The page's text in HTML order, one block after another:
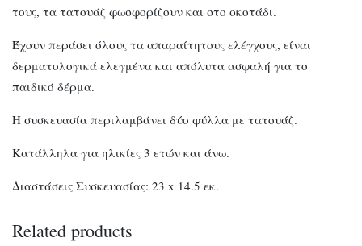
τους, τα τατουάζ φωσφορίζουν και στο σκοτάδι.
Έχουν περάσει όλους τα απαραίτητους ελέγχους, είναι
δερματολογικά ελεγμένα και απόλυτα ασφαλή για το
παιδικό δέρμα.
Η συσκευασία περιλαμβάνει δύο φύλλα με τατουάζ.
Κατάλληλα για ηλικίες 3 ετών και άνω.
Διαστάσεις Συσκευασίας: 23 x 14.5 εκ.
Related products